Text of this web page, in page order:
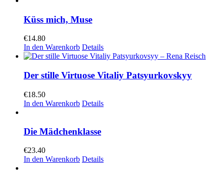
Küss mich, Muse
€14.80
In den Warenkorb Details
Der stille Virtuose Vitaliy Patsyurkovskyy
€18.50
In den Warenkorb Details
Die Mädchenklasse
€23.40
In den Warenkorb Details